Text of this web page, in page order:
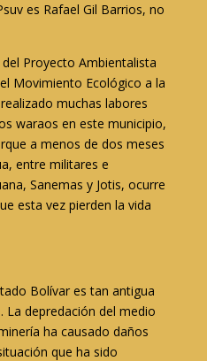
es Rafael Gil Barrios, no
Proyecto Ambientalista
Movimiento Ecológico a la
muchas labores
waraos en este municipio,
a menos de dos meses
entre militares e
Sanemas y Jotis, ocurre
esta vez pierden la vida
Bolívar es tan antigua
La depredación del medio
ha causado daños
que ha sido